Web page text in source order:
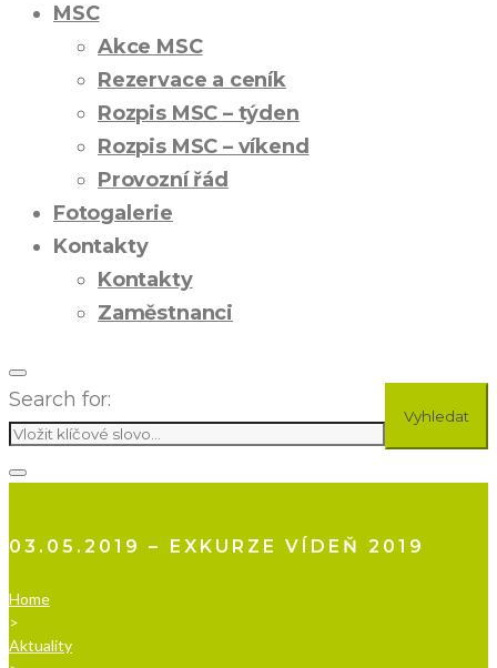
MSC
Akce MSC
Rezervace a ceník
Rozpis MSC – týden
Rozpis MSC – víkend
Provozní řád
Fotogalerie
Kontakty
Kontakty
Zaměstnanci
Search for:
Vyhledat
03.05.2019 – EXKURZE VÍDEŇ 2019
Home
>
Aktuality